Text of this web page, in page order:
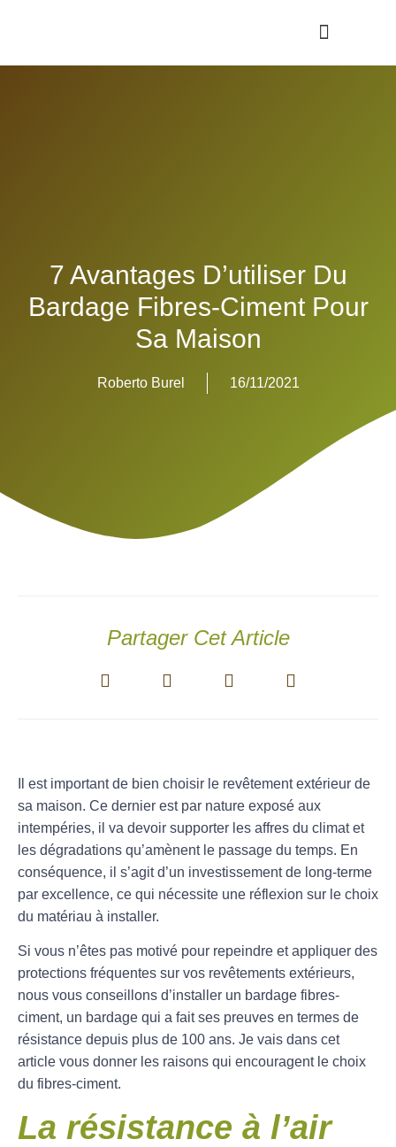
7 Avantages D’utiliser Du
Bardage Fibres-Ciment Pour
Sa Maison
Roberto Burel 16/11/2021
Partager Cet Article
Il est important de bien choisir le revêtement extérieur de
sa maison. Ce dernier est par nature exposé aux
intempéries, il va devoir supporter les affres du climat et
les dégradations qu’amènent le passage du temps. En
conséquence, il s’agit d’un investissement de long-terme
par excellence, ce qui nécessite une réflexion sur le choix
du matériau à installer.
Si vous n’êtes pas motivé pour repeindre et appliquer des
protections fréquentes sur vos revêtements extérieurs,
nous vous conseillons d’installer un bardage fibres-
ciment, un bardage qui a fait ses preuves en termes de
résistance depuis plus de 100 ans. Je vais dans cet
article vous donner les raisons qui encouragent le choix
du fibres-ciment.
La résistance à l’air